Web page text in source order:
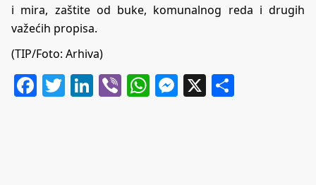
i mira, zaštite od buke, komunalnog reda i drugih
važećih propisa.
(TIP/Foto: Arhiva)
Facebook
Twitter
LinkedIn
ViberWhatsApp
Messenger
X